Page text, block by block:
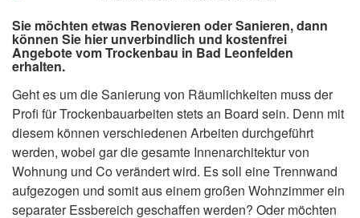
Sie möchten etwas Renovieren oder Sanieren, dann
können Sie hier unverbindlich und kostenfrei
Angebote vom Trockenbau in Bad Leonfelden
erhalten.
Geht es um die Sanierung von Räumlichkeiten muss der
Profi für Trockenbauarbeiten stets an Board sein. Denn mit
diesem können verschiedenen Arbeiten durchgeführt
werden, wobei gar die gesamte Innenarchitektur von
Wohnung und Co verändert wird. Es soll eine Trennwand
aufgezogen und somit aus einem großen Wohnzimmer ein
separater Essbereich geschaffen werden? Oder möchten